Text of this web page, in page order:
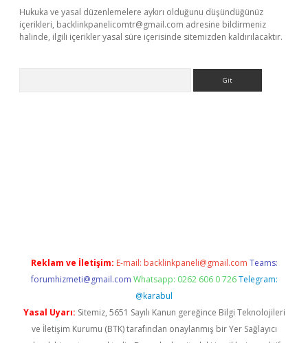
Hukuka ve yasal düzenlemelere aykırı olduğunu düşündüğünüz
içerikleri, backlinkpanelicomtr@gmail.com adresine bildirmeniz
halinde, ilgili içerikler yasal süre içerisinde sitemizden kaldırılacaktır.
Reklam ve İletişim: E-mail: backlinkpaneli@gmail.com Teams:
forumhizmeti@gmail.com Whatsapp: 0262 606 0 726 Telegram:
@karabul
Yasal Uyarı: Sitemiz, 5651 Sayılı Kanun gereğince Bilgi Teknolojileri
ve İletişim Kurumu (BTK) tarafından onaylanmış bir Yer Sağlayıcı